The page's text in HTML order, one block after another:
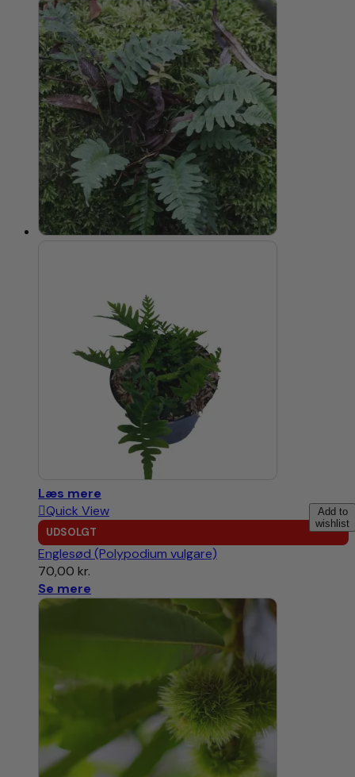
Læs mere
Add to
wishlist
Quick View
UDSOLGT
Englesød (Polypodium vulgare)
70,00 kr.
Se mere